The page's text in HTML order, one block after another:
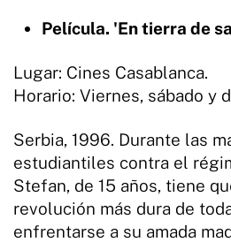
Película. 'En tierra de
Lugar: Cines Casablanca.
Horario: Viernes, sábado y
Serbia, 1996. Durante las
estudiantiles contra el
Stefan, de 15 años, tiene
revolución más dura de
enfrentarse a su amada